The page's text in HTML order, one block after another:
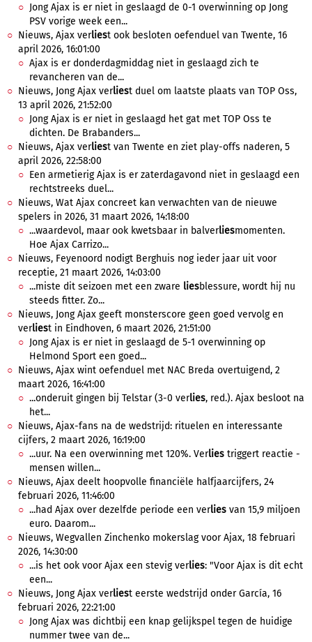
Jong Ajax is er niet in geslaagd de 0-1 overwinning op Jong
PSV vorige week een...
Nieuws, Ajax verliest ook besloten oefenduel van Twente, 16
april 2026, 16:01:00
Ajax is er donderdagmiddag niet in geslaagd zich te
revancheren van de...
Nieuws, Jong Ajax verliest duel om laatste plaats van TOP Oss,
13 april 2026, 21:52:00
Jong Ajax is er niet in geslaagd het gat met TOP Oss te
dichten. De Brabanders...
Nieuws, Ajax verliest van Twente en ziet play-offs naderen, 5
april 2026, 22:58:00
Een armetierig Ajax is er zaterdagavond niet in geslaagd een
rechtstreeks duel...
Nieuws, Wat Ajax concreet kan verwachten van de nieuwe
spelers in 2026, 31 maart 2026, 14:18:00
...waardevol, maar ook kwetsbaar in balverliesmomenten.
Hoe Ajax Carrizo...
Nieuws, Feyenoord nodigt Berghuis nog ieder jaar uit voor
receptie, 21 maart 2026, 14:03:00
...miste dit seizoen met een zware liesblessure, wordt hij nu
steeds fitter. Zo...
Nieuws, Jong Ajax geeft monsterscore geen goed vervolg en
verliest in Eindhoven, 6 maart 2026, 21:51:00
Jong Ajax is er niet in geslaagd de 5-1 overwinning op
Helmond Sport een goed...
Nieuws, Ajax wint oefenduel met NAC Breda overtuigend, 2
maart 2026, 16:41:00
...onderuit gingen bij Telstar (3-0 verlies, red.). Ajax besloot na
het...
Nieuws, Ajax-fans na de wedstrijd: rituelen en interessante
cijfers, 2 maart 2026, 16:19:00
...uur. Na een overwinning met 120%. Verlies triggert reactie -
mensen willen...
Nieuws, Ajax deelt hoopvolle financiële halfjaarcijfers, 24
februari 2026, 11:46:00
...had Ajax over dezelfde periode een verlies van 15,9 miljoen
euro. Daarom...
Nieuws, Wegvallen Zinchenko mokerslag voor Ajax, 18 februari
2026, 14:30:00
...is het ook voor Ajax een stevig verlies: "Voor Ajax is dit echt
een...
Nieuws, Jong Ajax verliest eerste wedstrijd onder García, 16
februari 2026, 22:21:00
Jong Ajax was dichtbij een knap gelijkspel tegen de huidige
nummer twee van de...